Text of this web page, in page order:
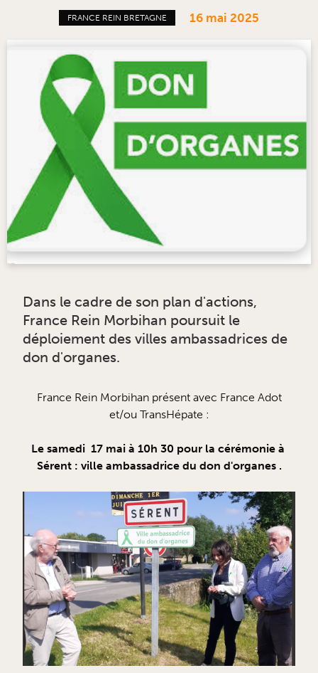
FRANCE REIN BRETAGNE 16 mai 2025
Dans le cadre de son plan d'actions,
France Rein Morbihan poursuit le
déploiement des villes ambassadrices de
don d'organes.
France Rein Morbihan présent avec France Adot
et/ou TransHépate :
Le samedi 17 mai à 10h 30 pour la cérémonie à
Sérent : ville ambassadrice du don d'organes .